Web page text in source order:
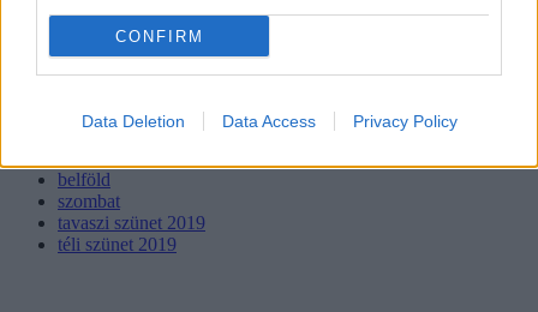
CONFIRM
Data Deletion Data Access Privacy Policy
szombati tanítási nap
belföld
szombat
tavaszi szünet 2019
téli szünet 2019